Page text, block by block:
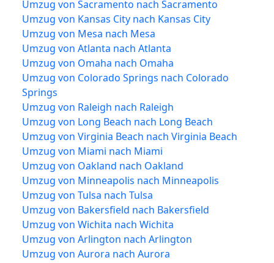
Umzug von Sacramento nach Sacramento
Umzug von Kansas City nach Kansas City
Umzug von Mesa nach Mesa
Umzug von Atlanta nach Atlanta
Umzug von Omaha nach Omaha
Umzug von Colorado Springs nach Colorado
Springs
Umzug von Raleigh nach Raleigh
Umzug von Long Beach nach Long Beach
Umzug von Virginia Beach nach Virginia Beach
Umzug von Miami nach Miami
Umzug von Oakland nach Oakland
Umzug von Minneapolis nach Minneapolis
Umzug von Tulsa nach Tulsa
Umzug von Bakersfield nach Bakersfield
Umzug von Wichita nach Wichita
Umzug von Arlington nach Arlington
Umzug von Aurora nach Aurora